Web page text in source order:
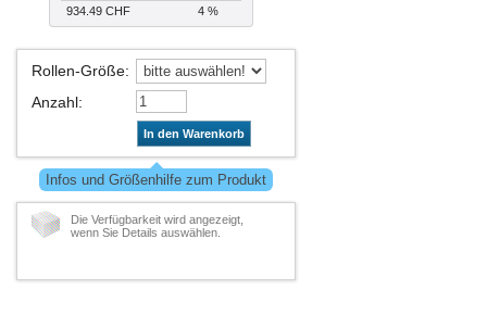
934.49 CHF
4 %
Rollen-Größe:
Anzahl:
In den Warenkorb
Infos und Größenhilfe zum Produkt
Die Verfügbarkeit wird angezeigt,
wenn Sie Details auswählen.